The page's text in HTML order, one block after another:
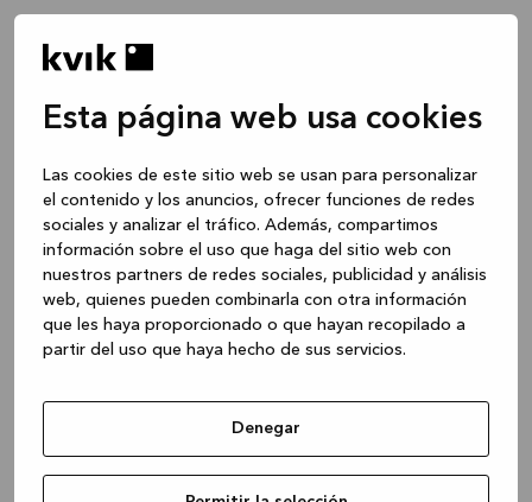
Esta página web usa cookies
Las cookies de este sitio web se usan para personalizar
el contenido y los anuncios, ofrecer funciones de redes
sociales y analizar el tráfico. Además, compartimos
información sobre el uso que haga del sitio web con
nuestros partners de redes sociales, publicidad y análisis
web, quienes pueden combinarla con otra información
que les haya proporcionado o que hayan recopilado a
partir del uso que haya hecho de sus servicios.
Denegar
Application error: a client-side exception has occurred